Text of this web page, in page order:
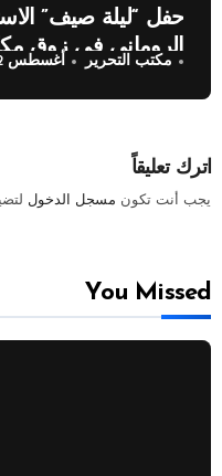
حفل “ليلة صيف”
الروماني في زوق
مكتب التحرير أغسطس 22, 2022
اترك تعليقاً
يجب أنت تكون مسجل الدخول
You Missed